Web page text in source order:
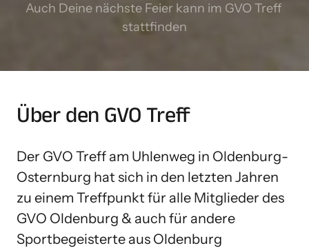
Auch Deine nächste Feier kann im GVO Treff
stattfinden
Über den GVO Treff
Der GVO Treff am Uhlenweg in Oldenburg-
Osternburg hat sich in den letzten Jahren
zu einem Treffpunkt für alle Mitglieder des
GVO Oldenburg & auch für andere
Sportbegeisterte aus Oldenburg